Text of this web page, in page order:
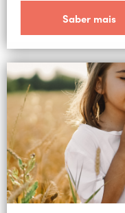
Saber mais